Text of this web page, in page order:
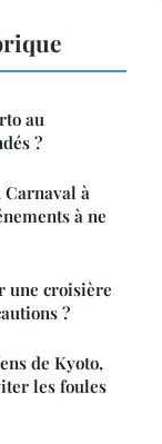
au
?
à
à ne
une croisière
?
de Kyoto,
les foules